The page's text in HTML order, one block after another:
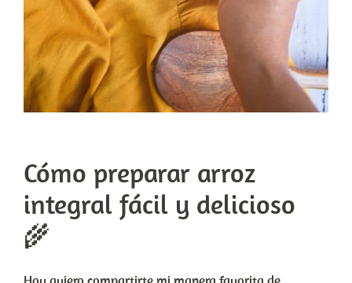
Cómo preparar arroz
integral fácil y delicioso
🌾